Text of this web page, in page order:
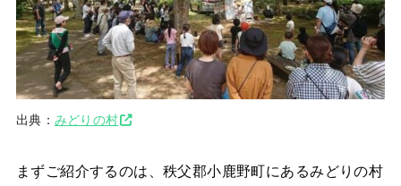
出典： みどりの村
まずご紹介するのは、秩父郡小鹿野町にあるみどりの村